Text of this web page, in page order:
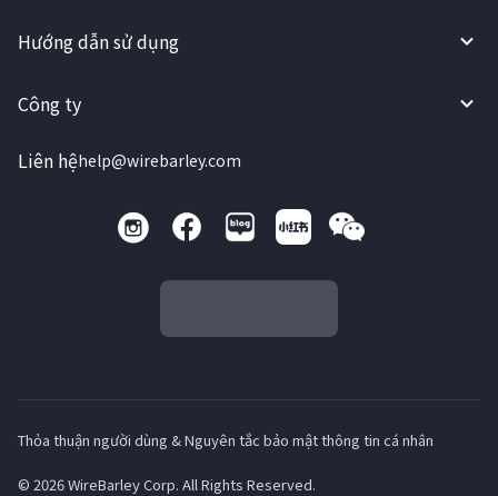
Hướng dẫn sử dụng
Công ty
Liên hệhelp@wirebarley.com
Thỏa thuận người dùng & Nguyên tắc bảo mật thông tin cá nhân
© 2026 WireBarley Corp. All Rights Reserved.